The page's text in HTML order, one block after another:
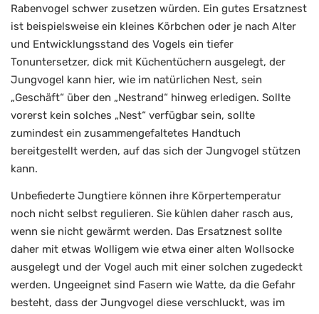
Rabenvogel schwer zusetzen würden. Ein gutes Ersatznest
ist beispielsweise ein kleines Körbchen oder je nach Alter
und Entwicklungsstand des Vogels ein tiefer
Tonuntersetzer, dick mit Küchentüchern ausgelegt, der
Jungvogel kann hier, wie im natürlichen Nest, sein
„Geschäft“ über den „Nestrand“ hinweg erledigen. Sollte
vorerst kein solches „Nest“ verfügbar sein, sollte
zumindest ein zusammengefaltetes Handtuch
bereitgestellt werden, auf das sich der Jungvogel stützen
kann.
Unbefiederte Jungtiere können ihre Körpertemperatur
noch nicht selbst regulieren. Sie kühlen daher rasch aus,
wenn sie nicht gewärmt werden. Das Ersatznest sollte
daher mit etwas Wolligem wie etwa einer alten Wollsocke
ausgelegt und der Vogel auch mit einer solchen zugedeckt
werden. Ungeeignet sind Fasern wie Watte, da die Gefahr
besteht, dass der Jungvogel diese verschluckt, was im